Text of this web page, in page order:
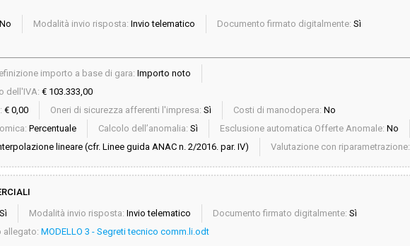
No Modalità invio risposta: Invio telematico Documento firmato digitalmente: Sì
importo a base di gara: Importo noto
dell'IVA: € 103.333,00
€ 0,00 Oneri di sicurezza afferenti l'impresa: Sì Costi di manodopera: No
Percentuale Calcolo dell’anomalia: Sì Esclusione automatica Offerte Anomale: No
lineare (cfr. Linee guida ANAC n. 2/2016. par. IV) Valutazione con riparametrazione:
Sì Modalità invio risposta: Invio telematico Documento firmato digitalmente: Sì
allegato: MODELLO 3 - Segreti tecnico comm.li.odt